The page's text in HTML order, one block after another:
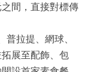
間，直接對標傳
拉提、網球、
展至配飾、包